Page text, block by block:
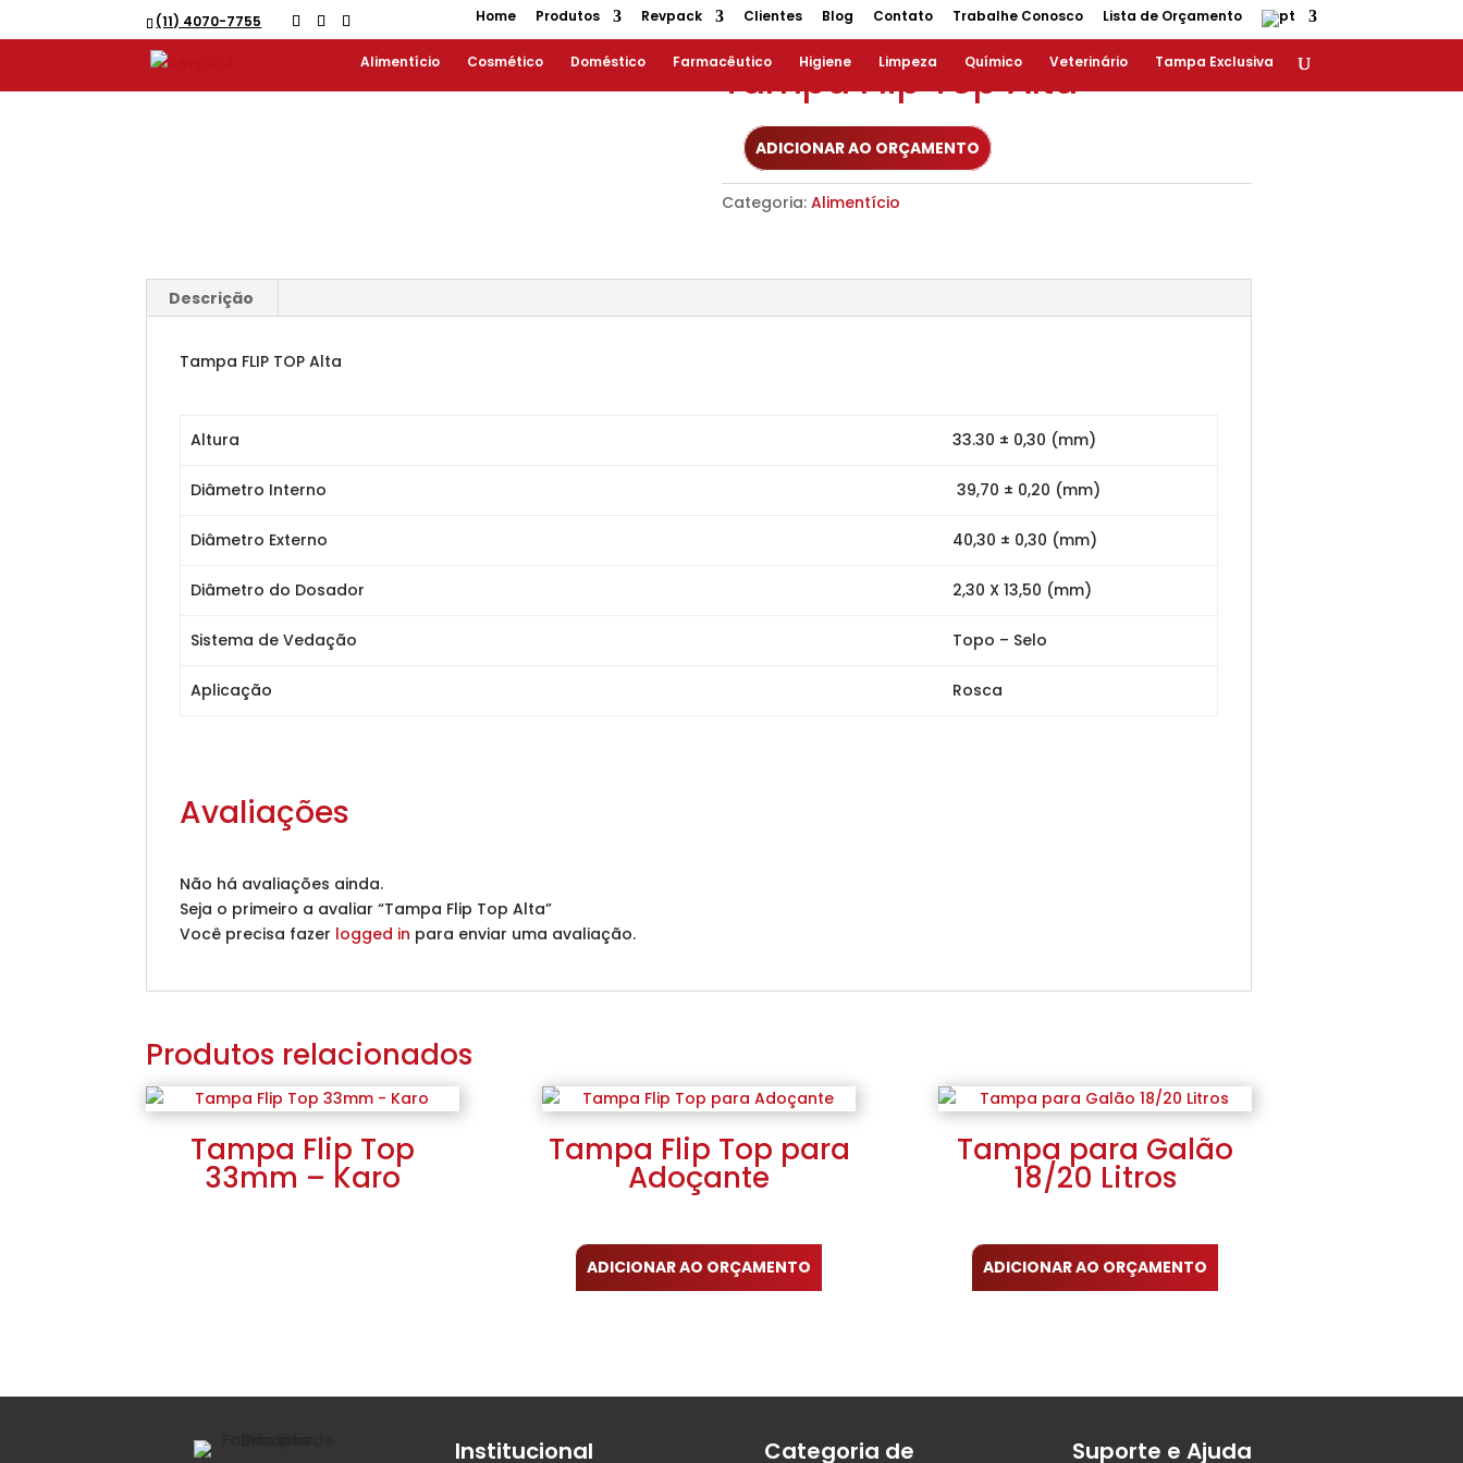
(11) 4070-7755 Home Produtos Revpack Clientes Blog Contato Trabalhe Conosco Lista de Orçamento
Alimentício Cosmético Doméstico Farmacêutico Higiene Limpeza Químico Veterinário Tampa Exclusiva
Tampa Flip Top Alta
ADICIONAR AO ORÇAMENTO
Categoria: Alimentício
Descrição
Tampa FLIP TOP Alta
Altura 33.30 ± 0,30 (mm)
Diâmetro Interno 39,70 ± 0,20 (mm)
Diâmetro Externo 40,30 ± 0,30 (mm)
Diâmetro do Dosador 2,30 X 13,50 (mm)
Sistema de Vedação Topo – Selo
Aplicação Rosca
Avaliações
Não há avaliações ainda.
Seja o primeiro a avaliar “Tampa Flip Top Alta”
Você precisa fazer logged in para enviar uma avaliação.
Produtos relacionados
Tampa Flip Top
33mm – Karo
Tampa Flip Top para
Adoçante
ADICIONAR AO ORÇAMENTO
Tampa para Galão
18/20 Litros
ADICIONAR AO ORÇAMENTO
Institucional Categoria de Suporte e Ajuda